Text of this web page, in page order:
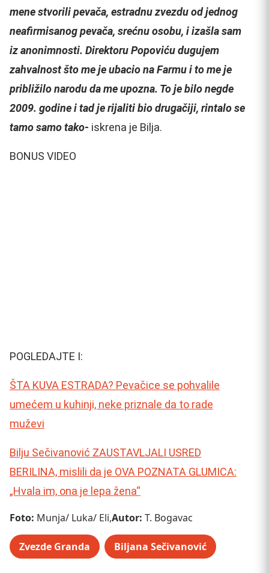
mene stvorili pevača, estradnu zvezdu od jednog
neafirmisanog pevača, srećnu osobu, i izašla sam
iz anonimnosti. Direktoru Popoviću dugujem
zahvalnost što me je ubacio na Farmu i to me je
približilo narodu da me upozna. To je bilo negde
2009. godine i tad je rijaliti bio drugačiji, rintalo se
tamo samo tako- iskrena je Bilja.
BONUS VIDEO
POGLEDAJTE I:
ŠTA KUVA ESTRADA? Pevačice se pohvalile
umećem u kuhinji, neke priznale da to rade
muževi
Bilju Sečivanović ZAUSTAVLJALI USRED
BERILINA, mislili da je OVA POZNATA GLUMICA:
„Hvala im, ona je lepa žena“
Foto: Munja/ Luka/ Eli,Autor: T. Bogavac
Zvezde Granda Biljana Sečivanović